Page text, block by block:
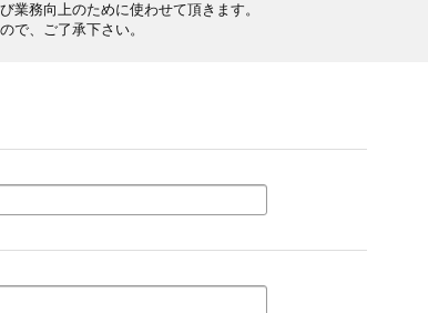
業務向上のために使わせて頂きます。
で、ご了承下さい。